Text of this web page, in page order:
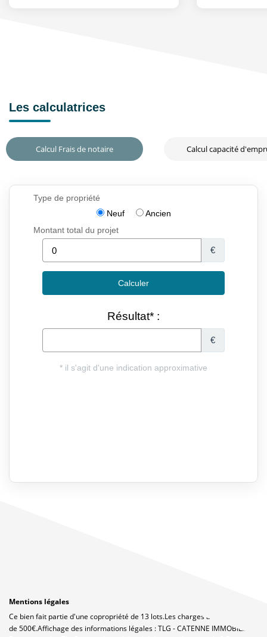
Les calculatrices
Calcul Frais de notaire Calcul capacité
Mentions légales
Ce bien fait partie d'une copropriété de 13 lots.Les charges annuelles sont
de 500€.Affichage des informations légales : TLG - CATENNE IMMOBILIER |